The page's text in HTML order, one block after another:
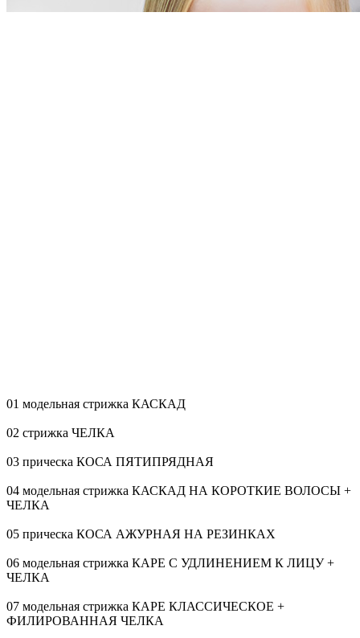
01 модельная стрижка КАСКАД
02 стрижка ЧЕЛКА
03 прическа КОСА ПЯТИПРЯДНАЯ
04 модельная стрижка КАСКАД НА КОРОТКИЕ ВОЛОСЫ +
ЧЕЛКА
05 прическа КОСА АЖУРНАЯ НА РЕЗИНКАХ
06 модельная стрижка КАРЕ С УДЛИНЕНИЕМ К ЛИЦУ +
ЧЕЛКА
07 модельная стрижка КАРЕ КЛАССИЧЕСКОЕ +
ФИЛИРОВАННАЯ ЧЕЛКА